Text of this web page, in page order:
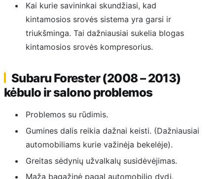
Kai kurie savininkai skundžiasi, kad
kintamosios srovės sistema yra garsi ir
triukšminga. Tai dažniausiai sukelia blogas
kintamosios srovės kompresorius.
Subaru Forester (2008 – 2013)
kėbulo ir salono problemos
Problemos su rūdimis.
Gumines dalis reikia dažnai keisti. (Dažniausiai
automobiliams kurie važinėja bekelėje).
Greitas sėdynių užvalkalų susidėvėjimas.
Maža bagažinė pagal automobilio dydį.